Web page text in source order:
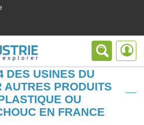
DES USINES DU
AUTRES PRODUITS
OU
EN FRANCE